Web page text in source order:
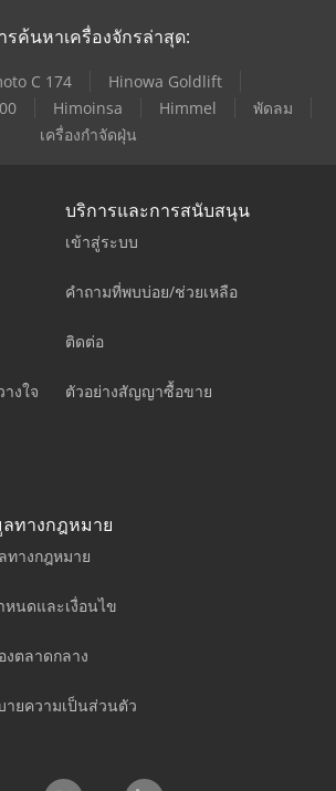
รค้นหาเครื่องจักรล่าสุด:
C 174
Hinowa Goldlift
Himoinsa Himmel
พัดลม
เครื่องกำจัดฝุ่น
งใจ
บริการและการสนับสนุน
เข้าสู่ระบบ
คำถามที่พบบ่อย/ช่วยเหลือ
ติดต่อ
ตัวอย่างสัญญาซื้อขาย
ทางกฎหมาย
ทางกฎหมาย
หนดและเงื่อนไข
งตลาดกลาง
ายความเป็นส่วนตัว